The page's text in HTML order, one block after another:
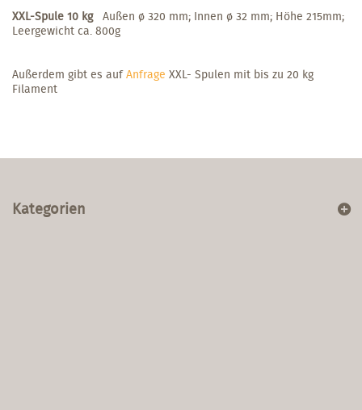
XXL-Spule 10 kgAußen ø 320 mm; Innen ø 32 mm; Höhe 215mm;
Leergewicht ca. 800g
Außerdem gibt es aufAnfrage XXL- Spulen mit bis zu 20 kg
Filament
Kategorien